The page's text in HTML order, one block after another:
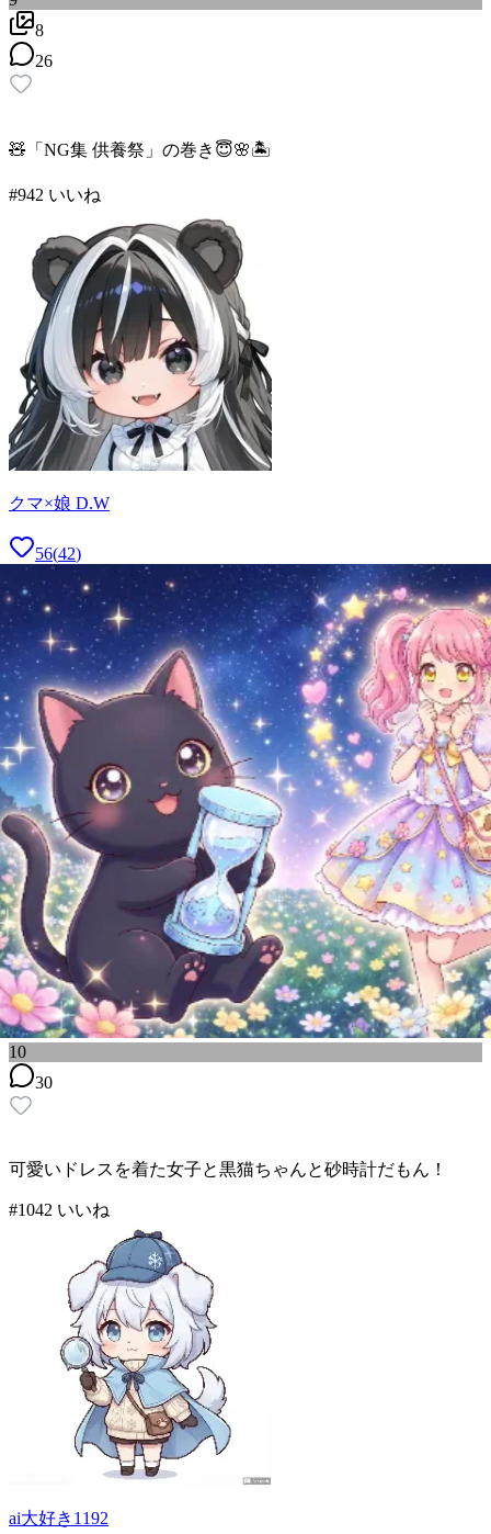
8
26
🧸「NG集 供養祭」の巻き😇🌸🏝
#942 いいね
クマ×娘 D.W
56(42)
10
30
可愛いドレスを着た女子と黒猫ちゃんと砂時計だもん！
#1042 いいね
ai大好き1192